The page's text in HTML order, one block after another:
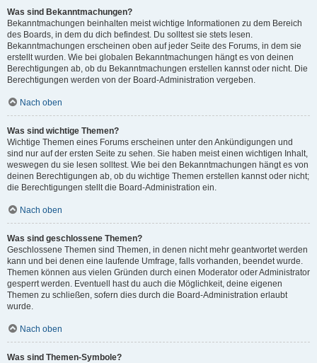
Was sind Bekanntmachungen?
Bekanntmachungen beinhalten meist wichtige Informationen zu dem Bereich
des Boards, in dem du dich befindest. Du solltest sie stets lesen.
Bekanntmachungen erscheinen oben auf jeder Seite des Forums, in dem sie
erstellt wurden. Wie bei globalen Bekanntmachungen hängt es von deinen
Berechtigungen ab, ob du Bekanntmachungen erstellen kannst oder nicht. Die
Berechtigungen werden von der Board-Administration vergeben.
Nach oben
Was sind wichtige Themen?
Wichtige Themen eines Forums erscheinen unter den Ankündigungen und
sind nur auf der ersten Seite zu sehen. Sie haben meist einen wichtigen Inhalt,
weswegen du sie lesen solltest. Wie bei den Bekanntmachungen hängt es von
deinen Berechtigungen ab, ob du wichtige Themen erstellen kannst oder nicht;
die Berechtigungen stellt die Board-Administration ein.
Nach oben
Was sind geschlossene Themen?
Geschlossene Themen sind Themen, in denen nicht mehr geantwortet werden
kann und bei denen eine laufende Umfrage, falls vorhanden, beendet wurde.
Themen können aus vielen Gründen durch einen Moderator oder Administrator
gesperrt werden. Eventuell hast du auch die Möglichkeit, deine eigenen
Themen zu schließen, sofern dies durch die Board-Administration erlaubt
wurde.
Nach oben
Was sind Themen-Symbole?